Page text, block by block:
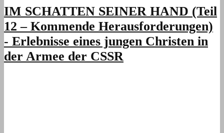
IM SCHATTEN SEINER HAND (Teil
12 – Kommende Herausforderungen)
- Erlebnisse eines jungen Christen in
der Armee der CSSR